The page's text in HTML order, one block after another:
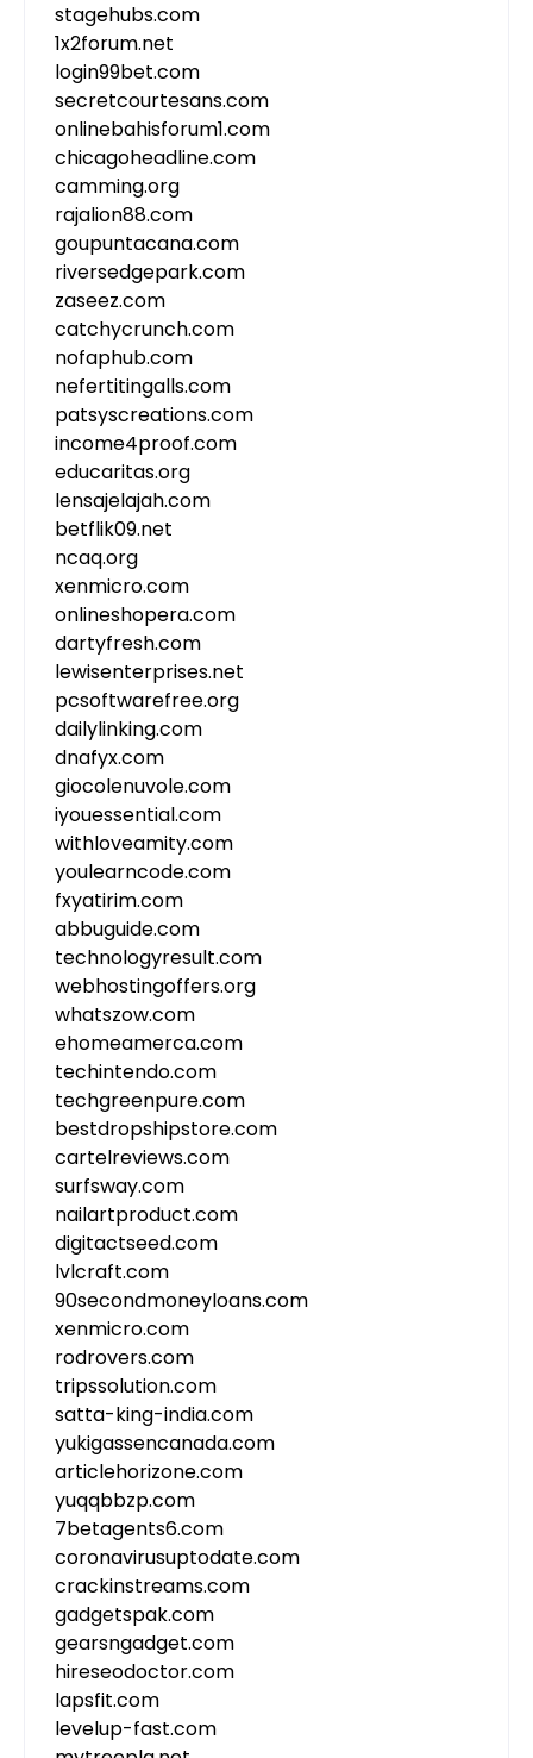
stagehubs.com
1x2forum.net
login99bet.com
secretcourtesans.com
onlinebahisforum1.com
chicagoheadline.com
camming.org
rajalion88.com
goupuntacana.com
riversedgepark.com
zaseez.com
catchycrunch.com
nofaphub.com
nefertitingalls.com
patsyscreations.com
income4proof.com
educaritas.org
lensajelajah.com
betflik09.net
ncaq.org
xenmicro.com
onlineshopera.com
dartyfresh.com
lewisenterprises.net
pcsoftwarefree.org
dailylinking.com
dnafyx.com
giocolenuvole.com
iyouessential.com
withloveamity.com
youlearncode.com
fxyatirim.com
abbuguide.com
technologyresult.com
webhostingoffers.org
whatszow.com
ehomeamerca.com
techintendo.com
techgreenpure.com
bestdropshipstore.com
cartelreviews.com
surfsway.com
nailartproduct.com
digitactseed.com
lvlcraft.com
90secondmoneyloans.com
xenmicro.com
rodrovers.com
tripssolution.com
satta-king-india.com
yukigassencanada.com
articlehorizone.com
yuqqbbzp.com
7betagents6.com
coronavirusuptodate.com
crackinstreams.com
gadgetspak.com
gearsngadget.com
hireseodoctor.com
lapsfit.com
levelup-fast.com